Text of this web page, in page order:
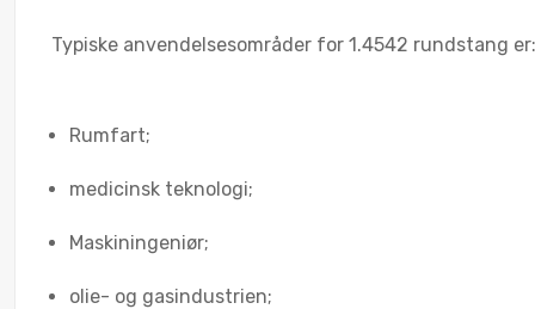
Typiske anvendelsesområder for 1.4542 rundstang er:
Rumfart;
medicinsk teknologi;
Maskiningeniør;
olie- og gasindustrien;